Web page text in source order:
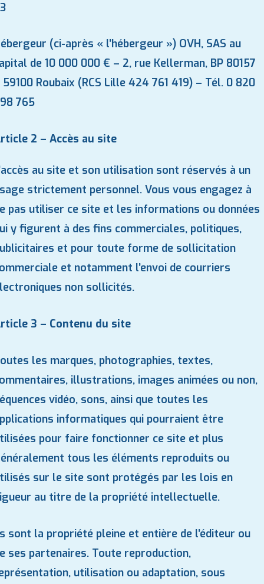
(ci-après « l’hébergeur ») OVH, SAS au
de 10 000 000 € – 2, rue Kellerman, BP 80157
59100 Roubaix (RCS Lille 424 761 419) – Tél. 0 820
765
2 – Accès au site
au site et son utilisation sont réservés à un
strictement personnel. Vous vous engagez à
pas utiliser ce site et les informations ou données
y figurent à des fins commerciales, politiques,
et pour toute forme de sollicitation
et notamment l’envoi de courriers
non sollicités.
3 – Contenu du site
les marques, photographies, textes,
illustrations, images animées ou non,
vidéo, sons, ainsi que toutes les
informatiques qui pourraient être
pour faire fonctionner ce site et plus
tous les éléments reproduits ou
sur le site sont protégés par les lois en
au titre de la propriété intellectuelle.
sont la propriété pleine et entière de l’éditeur ou
ses partenaires. Toute reproduction,
utilisation ou adaptation, sous